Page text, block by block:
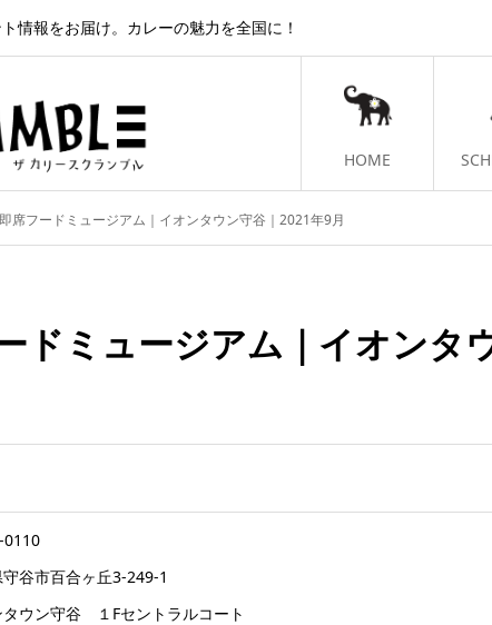
情報をお届け。カレーの魅力を全国に！
HOME
即席フードミュージアム｜イオンタウン守谷｜2021年9月
ドミュージアム｜イオンタ
0110
谷市百合ヶ丘3-249-1
タウン守谷 １Fセントラルコート